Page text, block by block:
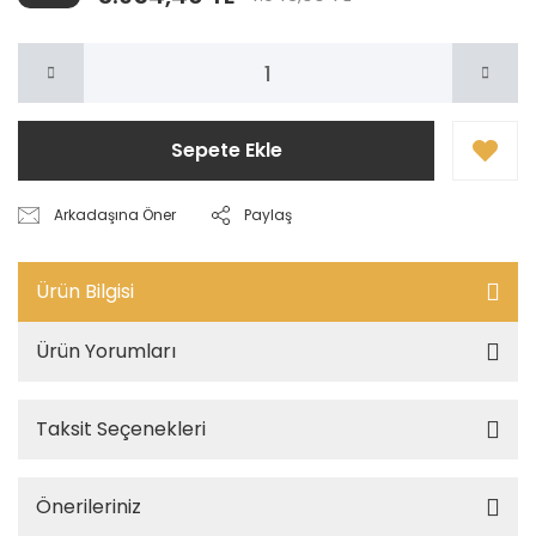
Sepete Ekle
Arkadaşına Öner Paylaş
Ürün Bilgisi
Ürün Yorumları
Taksit Seçenekleri
Önerileriniz